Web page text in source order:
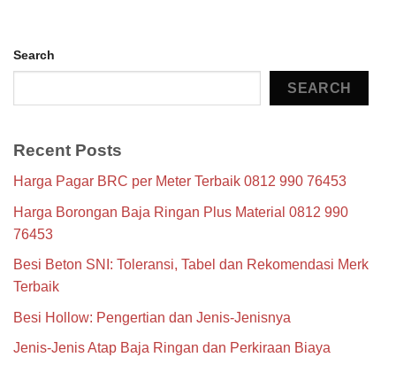
Search
SEARCH
Recent Posts
Harga Pagar BRC per Meter Terbaik 0812 990 76453
Harga Borongan Baja Ringan Plus Material 0812 990
76453
Besi Beton SNI: Toleransi, Tabel dan Rekomendasi Merk
Terbaik
Besi Hollow: Pengertian dan Jenis-Jenisnya
Jenis-Jenis Atap Baja Ringan dan Perkiraan Biaya